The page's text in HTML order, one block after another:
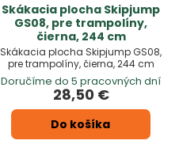
Skákacia plocha Skipjump
GS08, pre trampolíny,
čierna, 244 cm
Skákacia plocha Skipjump GS08,
pre trampolíny, čierna, 244 cm
Doručíme do 5 pracovných dní
28,50 €
Do košíka